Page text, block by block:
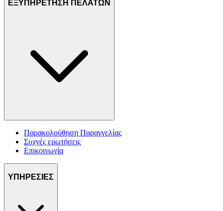
ΕΞΥΠΗΡΕΤΗΣΗ ΠΕΛΑΤΩΝ
Παρακολούθηση Παραγγελίας
Συχνές ερωτήσεις
Επικοινωνία
ΥΠΗΡΕΣΙΕΣ